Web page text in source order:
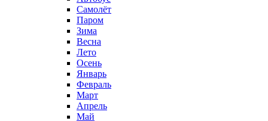
Самолёт
Паром
Зима
Весна
Лето
Осень
Январь
Февраль
Март
Апрель
Май